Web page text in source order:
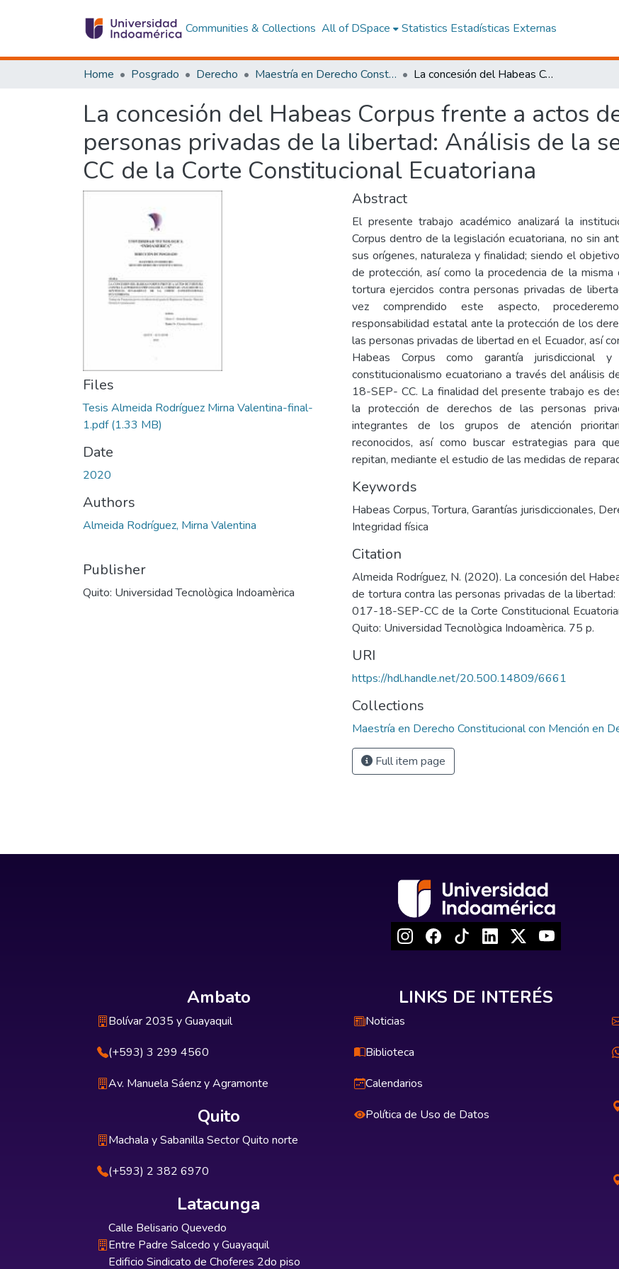
Communities & Collections All of DSpace Statistics Estadísticas Externas
Home Posgrado Derecho Maestría en Derecho Constitucional con Mención en Derecho Constitucional La concesión del Habeas Corpus frente a actos de tortura contra las personas privadas de la libertad: Análisis de la sentencia 017-18-SEP-CC de la Corte Constitucional Ecuatoriana
La concesión del Habeas Corpus frente a actos
personas privadas de la libertad: Análisis de la
CC de la Corte Constitucional Ecuatoriana
Files
Tesis Almeida Rodríguez Mirna Valentina-final-
1.pdf(1.33 MB)
Date
2020
Authors
Almeida Rodríguez, Mirna Valentina
Publisher
Quito: Universidad Tecnològica Indoamèrica
Abstract
El presente trabajo académico analizará la
Corpus dentro de la legislación ecuatoriana, no sin
sus orígenes, naturaleza y finalidad; siendo el
de protección, así como la procedencia de la
tortura ejercidos contra personas privadas de
vez comprendido este aspecto,
responsabilidad estatal ante la protección de los
las personas privadas de libertad en el Ecuador, así
Habeas Corpus como garantía
constitucionalismo ecuatoriano a través del análisis
18-SEP- CC. La finalidad del presente trabajo es
la protección de derechos de las personas
integrantes de los grupos de atención
reconocidos, así como buscar estrategias para
repitan, mediante el estudio de las medidas de
Keywords
Habeas Corpus,Tortura, Garantías jurisdiccionales,
Integridad física
Citation
Almeida Rodríguez, N. (2020). La concesión del
de tortura contra las personas privadas de la
017-18-SEP-CC de la Corte Constitucional
Quito: Universidad Tecnològica Indoamèrica. 75 p.
URI
https://hdl.handle.net/20.500.14809/6661
Collections
Maestría en Derecho Constitucional con Mención en
Full item page
Ambato
Bolívar 2035 y Guayaquil
(+593) 3 299 4560
Av. Manuela Sáenz y Agramonte
Quito
Machala y Sabanilla Sector Quito norte
(+593) 2 382 6970
Latacunga
Calle Belisario Quevedo
Entre Padre Salcedo y Guayaquil
Edificio Sindicato de Choferes 2do piso
LINKS DE INTERÉS
Noticias
Biblioteca
Calendarios
Política de Uso de Datos